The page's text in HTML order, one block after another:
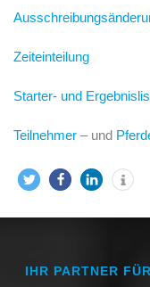
Zeiteinteilung
Starter- und
Teilnehmer – und
IHR PARTNER